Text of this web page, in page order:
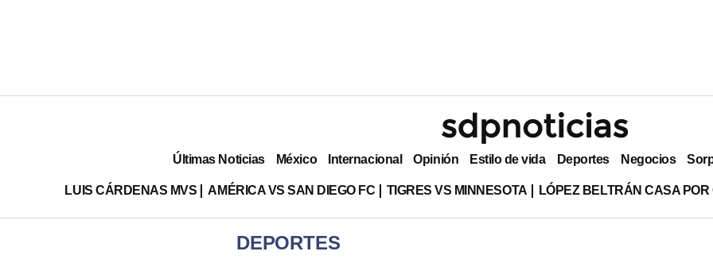
Últimas Noticias México Internacional Opinión Estilo de vida Deportes Negocios
LUIS CÁRDENAS MVS AMÉRICA VS SAN DIEGO FC TIGRES VS MINNESOTA LÓPEZ BELTRÁN CASA
DEPORTES